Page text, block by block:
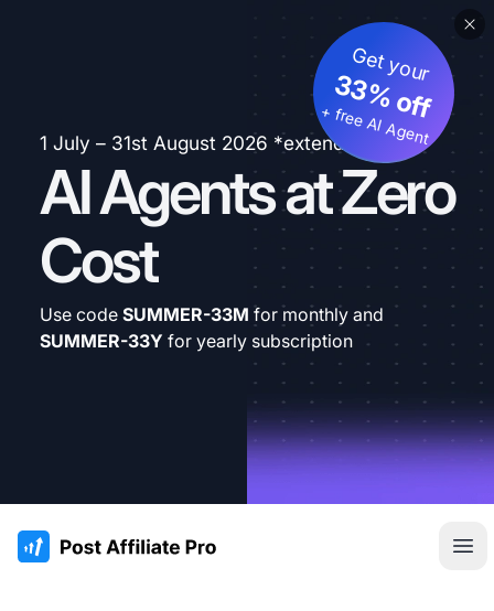
1 July – 31st August 2026 *extended
AI Agents at Zero
Cost
Get your
33% off
+ free AI Agent
Use code SUMMER-33M for monthly and
SUMMER-33Y for yearly subscription
:site.title